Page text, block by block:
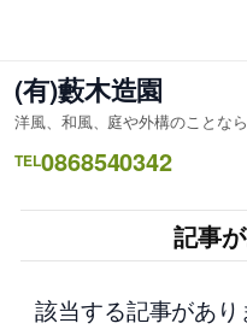
を
ス
キ
ッ
(有)藪木造園
洋風、和風、庭や外構のことな
TEL0868540342
記事
該当する記事があり